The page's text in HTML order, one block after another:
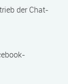
beraten
Sie beim
der Chat-